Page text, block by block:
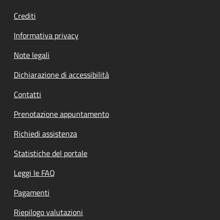
Crediti
Informativa privacy
Note legali
Dichiarazione di accessibilità
Contatti
Prenotazione appuntamento
Richiedi assistenza
Statistiche del portale
Leggi le FAQ
Pagamenti
Riepilogo valutazioni